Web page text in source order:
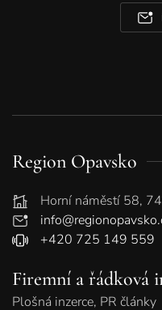
Region Opavsko
Horní náměstí 58,
+420 725 149 559
Firemní a řádková
Plošná inzerce, PR články